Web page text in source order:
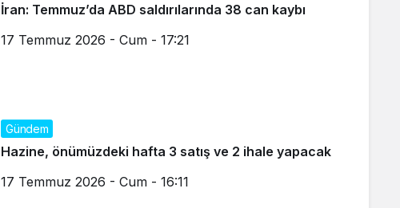
İran: Temmuz’da ABD saldırılarında 38 can kaybı
17 Temmuz 2026 - Cum - 17:21
Gündem
Hazine, önümüzdeki hafta 3 satış ve 2 ihale yapacak
17 Temmuz 2026 - Cum - 16:11